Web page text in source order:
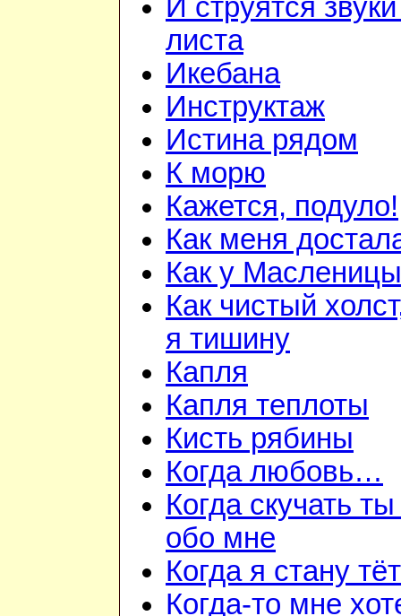
И струятся
листа
Икебана
Инструктаж
Истина рядом
К морю
Кажется, подуло!
Как меня
Как у Масленицы
Как чистый
я тишину
Капля
Капля теплоты
Кисть рябины
Когда любовь…
Когда скучать
обо мне
Когда я стану
Когда-то мне